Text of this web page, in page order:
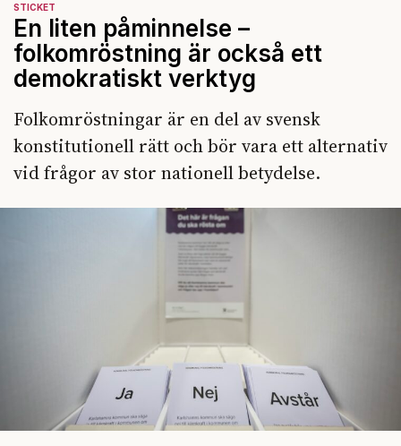
STICKET
En liten påminnelse –
folkomröstning är också ett
demokratiskt verktyg
Folkomröstningar är en del av svensk
konstitutionell rätt och bör vara ett alternativ
vid frågor av stor nationell betydelse.